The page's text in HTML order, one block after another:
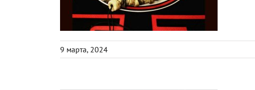
9 марта, 2024